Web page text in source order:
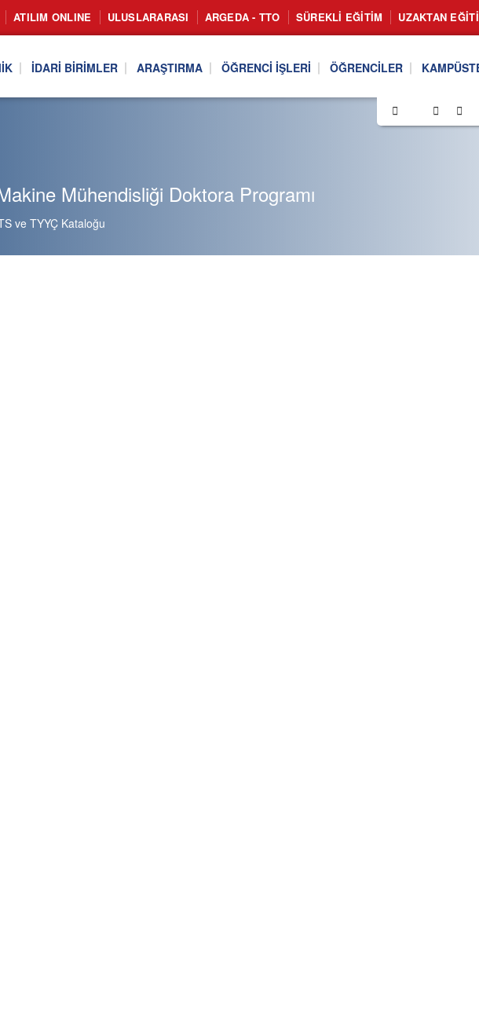
ATILIM ONLINE ULUSLARARASI ARGEDA - TTO SÜREKLI EĞITIM UZAKTAN
İDARI BIRIMLER ARAŞTIRMA ÖĞRENCI İŞLERI ÖĞRENCILER
Mühendisliği Doktora Programı
ve TYYÇ Kataloğu